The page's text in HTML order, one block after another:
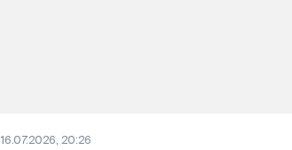
16.07.2026, 20:26